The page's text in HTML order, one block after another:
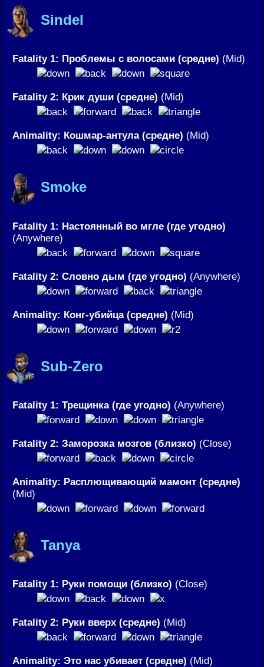
Sindel
Fatality 1: Проблемы с волосами (средне) (Mid)
Fatality 2: Крик души (средне) (Mid)
Animality: Кошмар-антула (средне) (Mid)
Smoke
Fatality 1: Настоянный во мгле (где угодно)
(Anywhere)
Fatality 2: Словно дым (где угодно) (Anywhere)
Animality: Конг-убийца (средне) (Mid)
Sub-Zero
Fatality 1: Трещинка (где угодно) (Anywhere)
Fatality 2: Заморозка мозгов (близко) (Close)
Animality: Расплющивающий мамонт (средне)
(Mid)
Tanya
Fatality 1: Руки помощи (близко) (Close)
Fatality 2: Руки вверх (средне) (Mid)
Animality: Это нас убивает (средне) (Mid)